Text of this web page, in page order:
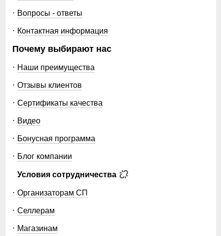
Вопросы - ответы
Контактная информация
Почему выбирают нас
Наши преимущества
Отзывы клиентов
Сертификаты качества
Видео
Бонусная программа
Блог компании
Условия сотрудничества
Организаторам СП
Селлерам
Магазинам